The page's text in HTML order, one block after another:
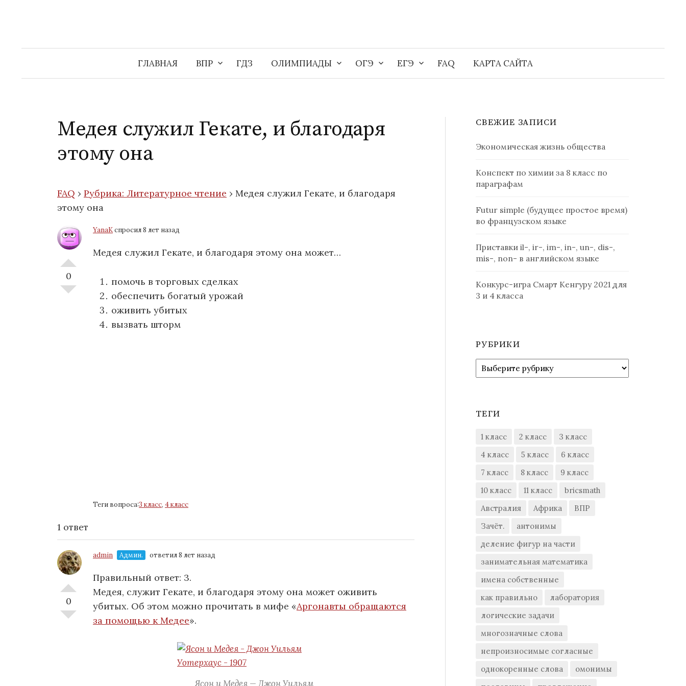
ГЛАВНАЯ ВПР ГДЗ ОЛИМПИАДЫ ОГЭ ЕГЭ FAQ КАРТА САЙТА
Найти:
Медея служил Гекате, и благодаря
этому она
FAQ › Рубрика: Литературное чтение › Медея служил Гекате, и благодаря
этому она
0
YanaKспросил 8 лет назад
Медея служил Гекате, и благодаря этому она может…
помочь в торговых сделках
обеспечить богатый урожай
оживить убитых
вызвать шторм
Теги вопроса:3 класс, 4 класс
1 ответ
0
admin Админ. ответил 8 лет назад
Правильный ответ: 3.
Медея, служит Гекате, и благодаря этому она может оживить
убитых. Об этом можно прочитать в мифе «Аргонавты обращаются
за помощью к Медее».
Ясон и Медея — Джон Уильям
СВЕЖИЕ ЗАПИСИ
Экономическая жизнь общества
Конспект по химии за 8 класс по
параграфам
Futur simple (будущее простое время)
во французском языке
Приставки il-, ir-, im-, in-, un-, dis-,
mis-, non- в английском языке
Конкурс-игра Смарт Кенгуру 2021 для
3 и 4 класса
РУБРИКИ
Рубрики
ТЕГИ
1 класс 2 класс
3 класс
4 класс
5 класс
6 класс
7 класс
8 класс
9 класс
10 класс
11 класс
bricsmath
Австралия
Африка
ВПР
Зачёт.
антонимы
деление фигур на части
занимательная математика
имена собственные
как правильно
лаборатория
логические задачи
многозначные слова
непроизносимые согласные
однокоренные слова
омонимы